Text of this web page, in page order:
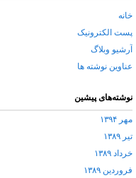
خانه
پست الکترونیک
آرشیو وبلاگ
عناوین نوشته ها
نوشته‌های پیشین
مهر ۱۳۹۴
تیر ۱۳۸۹
خرداد ۱۳۸۹
فروردین ۱۳۸۹